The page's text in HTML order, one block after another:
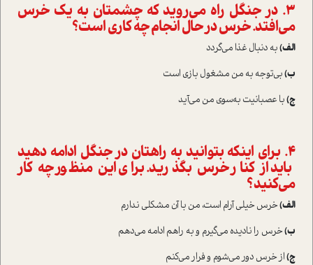
۳. در جنگل راه می‌روید که چشمتان به یک خرس
می‌افتد. خرس در حال انجام چه کاری است؟
الف)به دنبال غذا می‌گردد
ب)بی‌توجه به من مشغول بازی است
ج)با عصبانیت به‌سوی من می‌آید
۴. برای اینکه بتوانید به راهتان در جنگل ادامه دهید
باید از کنار خرس بگذرید. برای این منظور چه کار
می‌کنید؟
الف)خرس خیلی آرام است، من با آن مشکلی ندارم
ب)خرس را نادیده می‌گیرم و به راهم ادامه می‌دهم
ج)از خرس دور می‌شوم و فرار می‌کنم